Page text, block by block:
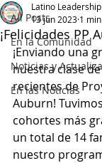
All Posts
En la Comunidad
Noticias y
En las Noticias
¡Felicidades PP
Latino Leadership
13 jun 2023 1
¡Enviando una
nuestra clase
recientes de
Auburn!
cohortes más
un total de 14
nuestro